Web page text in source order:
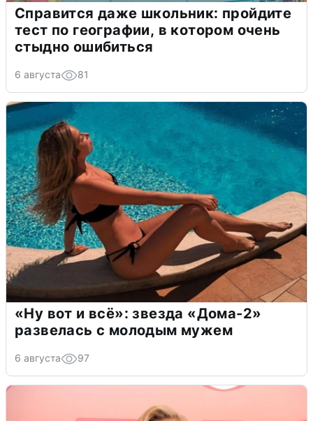
Справится даже школьник: пройдите
тест по географии, в котором очень
стыдно ошибиться
6 августа 81
«Ну вот и всё»: звезда «Дома-2»
развелась с молодым мужем
6 августа 97